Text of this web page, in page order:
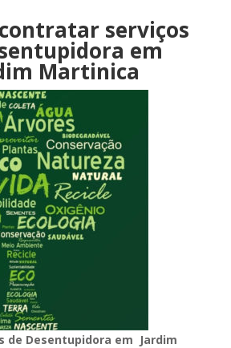
serviços
em
Martinica
de Desentupidora em Jardim